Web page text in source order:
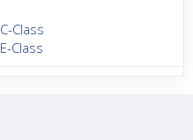
Class
Class